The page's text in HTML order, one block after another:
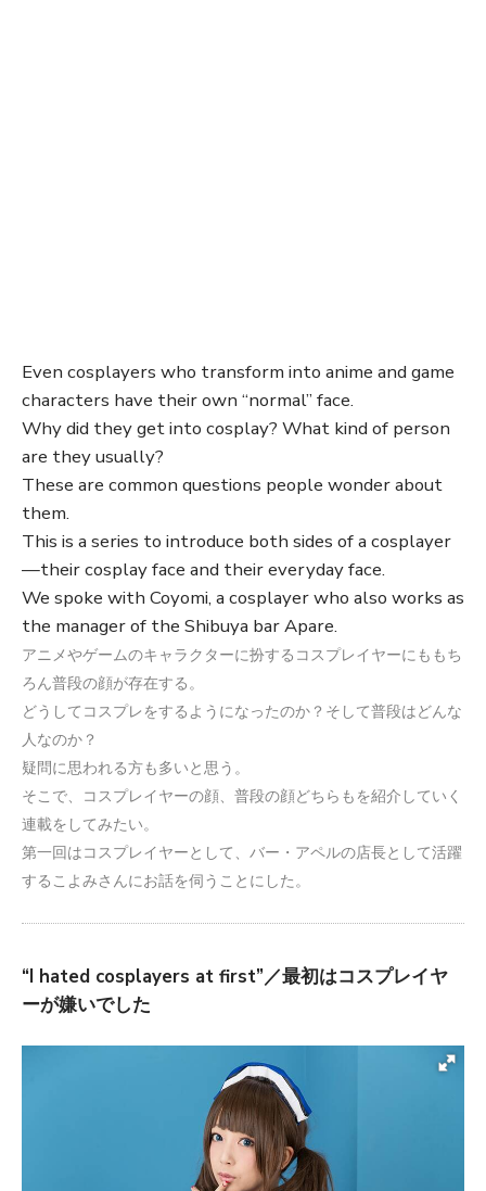
Even cosplayers who transform into anime and game
characters have their own “normal” face.
Why did they get into cosplay? What kind of person
are they usually?
These are common questions people wonder about
them.
This is a series to introduce both sides of a cosplayer
—their cosplay face and their everyday face.
We spoke with Coyomi, a cosplayer who also works as
the manager of the Shibuya bar Apare.
アニメやゲームのキャラクターに扮するコスプレイヤーにももち
ろん普段の顔が存在する。
どうしてコスプレをするようになったのか？そして普段はどんな
人なのか？
疑問に思われる方も多いと思う。
そこで、コスプレイヤーの顔、普段の顔どちらもを紹介していく
連載をしてみたい。
第一回はコスプレイヤーとして、バー・アペルの店長として活躍
するこよみさんにお話を伺うことにした。
“I hated cosplayers at first”／最初はコスプレイヤ
ーが嫌いでした